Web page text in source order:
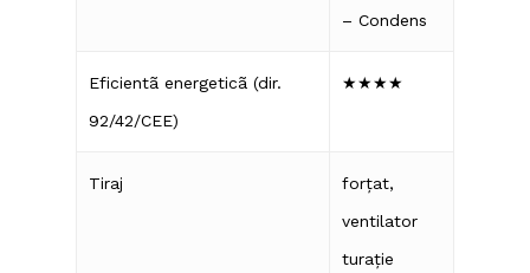
– Condens
Eficientã energeticã (dir.
92/42/CEE)
★★★★
Tiraj
forțat,
ventilator
turație